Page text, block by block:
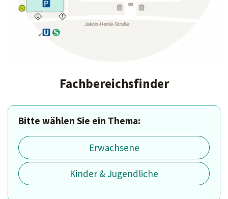
Fachbereichsfinder
Bitte wählen Sie ein Thema:
Erwachsene
Kinder & Jugendliche